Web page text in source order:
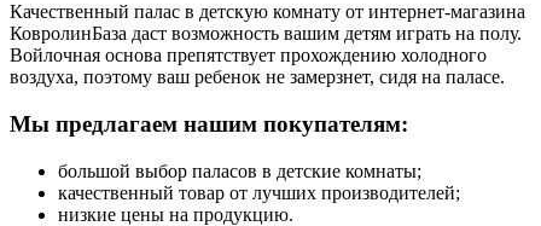
Качественный палас в детскую комнату от интернет-магазина
КовролинБаза даст возможность вашим детям играть на полу.
Войлочная основа препятствует прохождению холодного
воздуха, поэтому ваш ребенок не замерзнет, сидя на паласе.
Мы предлагаем нашим покупателям:
большой выбор паласов в детские комнаты;
качественный товар от лучших производителей;
низкие цены на продукцию.